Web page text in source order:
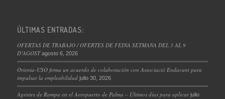
ÚLTIMAS ENTRADAS:
OFERTAS DE TRABAJO / OFERTES DE FEINA SETMANA DEL 3 AL 9
D’AGOST agosto 6, 2026
Orienta-USO firma un acuerdo de colaboración con Associació Endavant para
impulsar la empleabilidad julio 30, 2026
Agentes de Rampa en el Aeropuerto de Palma – Últimos días para aplicar julio